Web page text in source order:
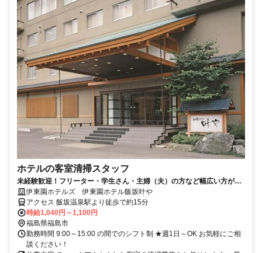
ホテルの客室清掃スタッフ
未経験歓迎！フリーター・学生さん・主婦（夫）の方など幅広い方が活
躍中の職場です。
伊東園ホテルズ 伊東園ホテル飯坂叶や
アクセス 飯坂温泉駅より徒歩で約15分
時給1,040円～1,100円
福島県福島市
勤務時間 9:00～15:00 の間でのシフト制 ★週1日～OK お気軽にご相
談ください！